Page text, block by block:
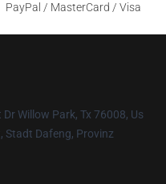
PayPal / MasterCard / Visa
Willow Park, Tx 76008, Us
Stadt Dafeng, Provinz